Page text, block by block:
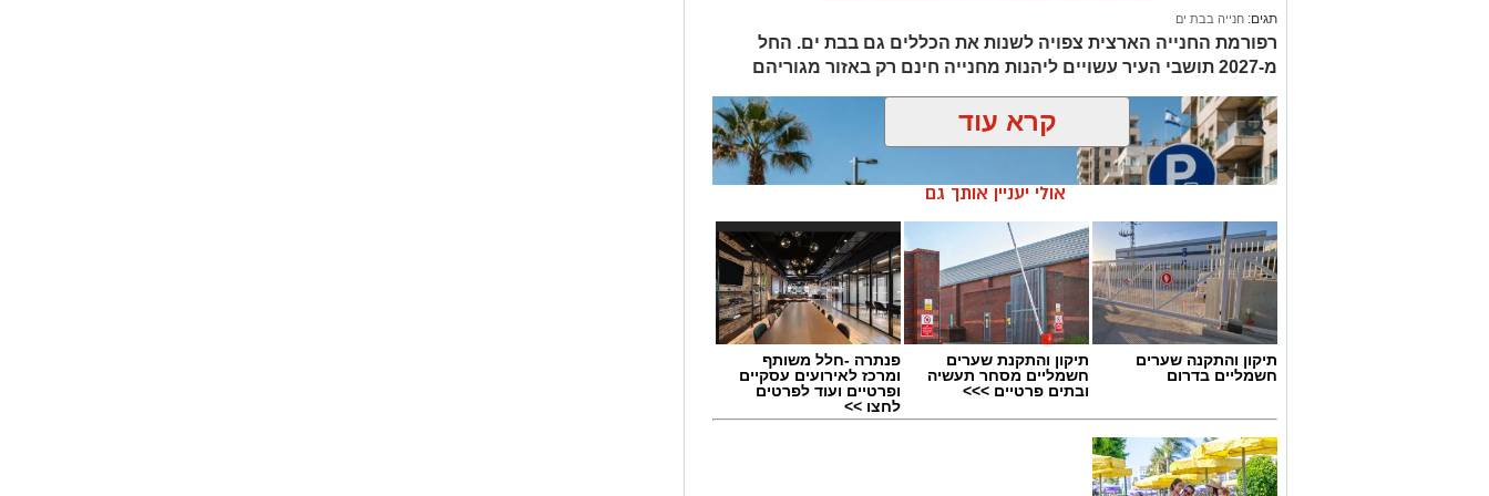
תגים: חנייה בבת ים
רפורמת החנייה הארצית צפויה לשנות את הכללים גם בבת ים. החל
מ-2027 תושבי העיר עשויים ליהנות מחנייה חינם רק באזור מגוריהם
קרא עוד
אולי יעניין אותך גם
תיקון והתקנה שערים
חשמליים בדרום
תיקון והתקנת שערים
חשמליים מסחר תעשיה
ובתים פרטיים >>>
פנתרה -חלל משותף
ומרכז לאירועים עסקיים
ופרטיים ועוד לפרטים
לחצו >>